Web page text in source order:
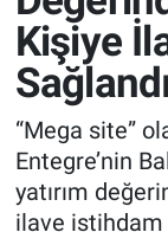
Kişiye
“Mega site”
Entegre’nin
yatırım
ilave istihdam
EndüstriST
Enerjisini
Endüstri